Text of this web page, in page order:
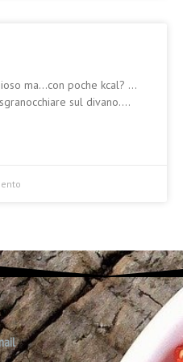
ma…con poche kcal? …
sul divano….